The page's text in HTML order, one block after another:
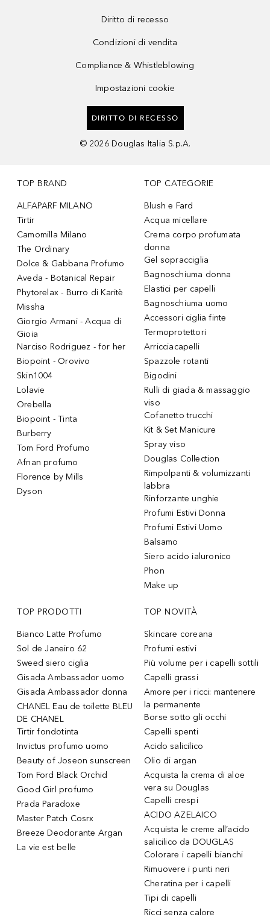
Diritto di recesso
Condizioni di vendita
Compliance & Whistleblowing
Impostazioni cookie
DIRITTO DI RECESSO
© 2026 Douglas Italia S.p.A.
TOP BRAND
ALFAPARF MILANO
Tirtir
Camomilla Milano
The Ordinary
Dolce & Gabbana Profumo
Aveda - Botanical Repair
Phytorelax - Burro di Karitè
Missha
Giorgio Armani - Acqua di
Gioia
Narciso Rodriguez - for her
Biopoint - Orovivo
Skin1004
Lolavie
Orebella
Biopoint - Tinta
Burberry
Tom Ford Profumo
Afnan profumo
Florence by Mills
Dyson
TOP CATEGORIE
Blush e Fard
Acqua micellare
Crema corpo profumata
donna
Gel sopracciglia
Bagnoschiuma donna
Elastici per capelli
Bagnoschiuma uomo
Accessori ciglia finte
Termoprotettori
Arricciacapelli
Spazzole rotanti
Bigodini
Rulli di giada & massaggio
viso
Cofanetto trucchi
Kit & Set Manicure
Spray viso
Douglas Collection
Rimpolpanti & volumizzanti
labbra
Rinforzante unghie
Profumi Estivi Donna
Profumi Estivi Uomo
Balsamo
Siero acido ialuronico
Phon
Make up
TOP PRODOTTI
Bianco Latte Profumo
Sol de Janeiro 62
Sweed siero ciglia
Gisada Ambassador uomo
Gisada Ambassador donna
CHANEL Eau de toilette BLEU
DE CHANEL
Tirtir fondotinta
Invictus profumo uomo
Beauty of Joseon sunscreen
Tom Ford Black Orchid
Good Girl profumo
Prada Paradoxe
Master Patch Cosrx
Breeze Deodorante Argan
La vie est belle
TOP NOVITÀ
Skincare coreana
Profumi estivi
Più volume per i capelli sottili
Capelli grassi
Amore per i ricci: mantenere
la permanente
Borse sotto gli occhi
Capelli spenti
Acido salicilico
Olio di argan
Acquista la crema di aloe
vera su Douglas
Capelli crespi
ACIDO AZELAICO
Acquista le creme all’acido
salicilico da DOUGLAS
Colorare i capelli bianchi
Rimuovere i punti neri
Cheratina per i capelli
Tipi di capelli
Ricci senza calore